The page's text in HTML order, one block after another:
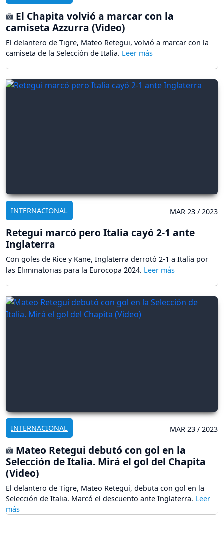
El Chapita volvió a marcar con la
camiseta Azzurra (Video)
El delantero de Tigre, Mateo Retegui, volvió a marcar con la
camiseta de la Selección de Italia.
INTERNACIONAL MAR 23 / 2023
Retegui marcó pero Italia cayó 2-1 ante
Inglaterra
Con goles de Rice y Kane, Inglaterra derrotó 2-1 a Italia por
las Eliminatorias para la Eurocopa 2024.
INTERNACIONAL MAR 23 / 2023
Mateo Retegui debutó con gol en la
Selección de Italia. Mirá el gol del Chapita
(Video)
El delantero de Tigre, Mateo Retegui, debuta con gol en la
Selección de Italia. Marcó el descuento ante Inglaterra.